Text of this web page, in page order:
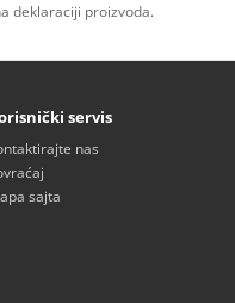
deklaraciji proizvoda.
servis
nas
sajta